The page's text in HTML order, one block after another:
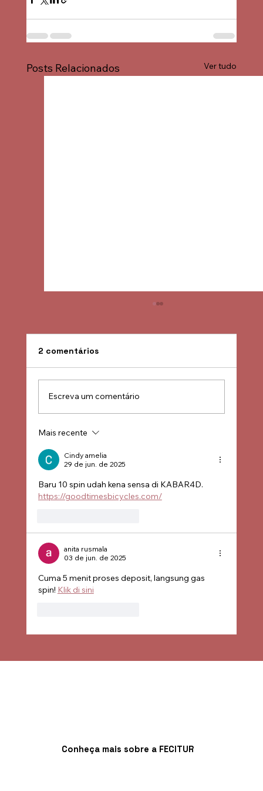
Posts Relacionados Ver tudo
ações do convênio FECITUR - CODEMIG
iniciadas em todas as IGRs do Estado
2 comentários
Escreva um comentário
Mais recente
Cindy amelia
29 de jun. de 2025
Baru 10 spin udah kena sensa di KABAR4D.
https://goodtimesbicycles.com/
anita rusmala
03 de jun. de 2025
Cuma 5 menit proses deposit, langsung gas
spin! Klik di sini
Conheça mais sobre a FECITUR